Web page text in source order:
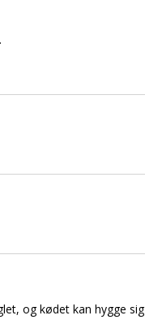
og kødet kan hygge sig